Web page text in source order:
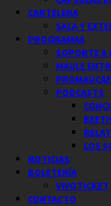
CARTELERA
SALA Y
PROGRAMAS
SOPORTE A
MAULE
PROMAUCAE
PODCASTS
LOS
NOTICIAS
BOLETERÍA
VIVOTICKET
CONTACTO